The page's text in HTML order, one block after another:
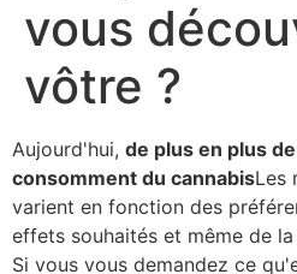
vous
vôtre ?
Aujourd'hui, de plus en plus
consomment du cannabisLes
varient en fonction des
effets souhaités et même de
Si vous vous demandez ce